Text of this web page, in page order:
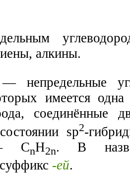
алкины.
непредельные
имеется одна
соединённые
sp2-
СnН2n. В
-ей.